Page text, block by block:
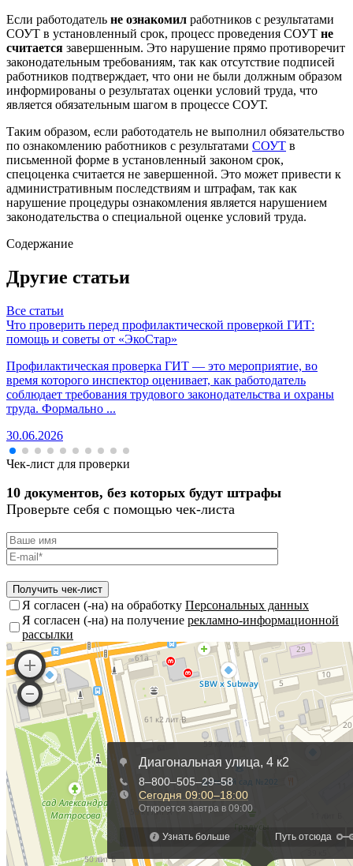
Если работодатель не ознакомил работников с результатами
СОУТ в установленный срок, процесс проведения СОУТ не
считается завершенным. Это нарушение прямо противоречит
законодательным требованиям, так как отсутствие подписей
работников подтверждает, что они не были должным образом
информированы о результатах оценки условий труда, что
является обязательным шагом в процессе СОУТ.
Таким образом, если работодатель не выполнил обязательство
по ознакомлению работников с результатами СОУТ в
письменной форме в установленный законом срок,
спецоценка считается не завершенной. Это может привести к
административным последствиям и штрафам, так как
нарушение процедуры ознакомления является нарушением
законодательства о специальной оценке условий труда.
Содержание
Другие статьи
Все статьи
Что проверить перед профилактической проверкой ГИТ:
помощь и советы от «ЭкоСтар»
Профилактическая проверка ГИТ — это мероприятие, во
время которого инспектор оценивает, как работодатель
соблюдает требования трудового законодательства и охраны
труда. Формально ...
30.06.2026
Чек-лист для проверки
10 документов, без которых будут штрафы
Проверьте себя с помощью чек-листа
Я согласен (-на) на обработку Персональных данных
Я согласен (-на) на получение рекламно-информационной
рассылки